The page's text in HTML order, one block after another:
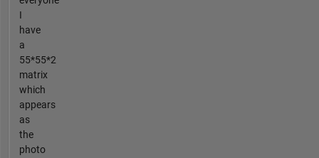
I
have
a
55*55*2
matrix
which
appears
as
the
photo